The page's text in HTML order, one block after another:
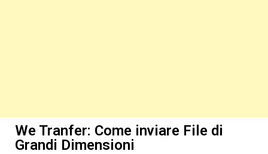
We Tranfer: Come inviare File di
Grandi Dimensioni